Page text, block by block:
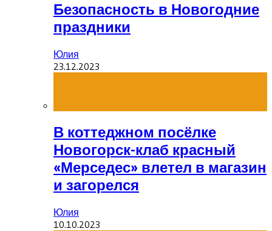
Безопасность в Новогодние
праздники
Юлия
23.12.2023
В коттеджном посёлке
Новогорск-клаб красный
«Мерседес» влетел в магазин
и загорелся
Юлия
10.10.2023